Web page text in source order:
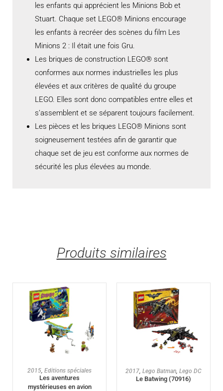
les enfants qui apprécient les Minions Bob et
Stuart. Chaque set LEGO® Minions encourage
les enfants à recréer des scènes du film Les
Minions 2 : Il était une fois Gru.
Les briques de construction LEGO® sont
conformes aux normes industrielles les plus
élevées et aux critères de qualité du groupe
LEGO. Elles sont donc compatibles entre elles et
s’assemblent et se séparent toujours facilement.
Les pièces et les briques LEGO® Minions sont
soigneusement testées afin de garantir que
chaque set de jeu est conforme aux normes de
sécurité les plus élevées au monde.
Produits similaires
AJOUTER AU PANIER
2015 Editions spéciales
Les aventures
mystérieuses en avion
AJOUTER AU PANIER
2017 Lego Batman Lego DC
Le Batwing (70916)